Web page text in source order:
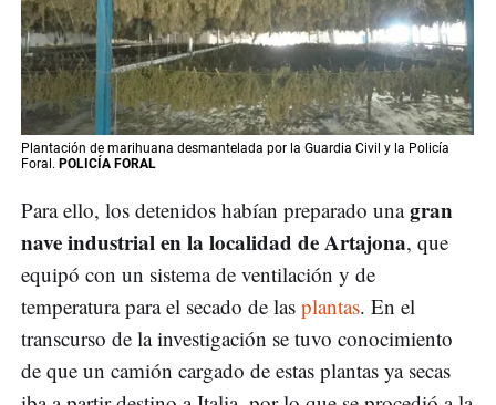
Plantación de marihuana desmantelada por la Guardia Civil y la Policía
Foral. POLICÍA FORAL
Para ello, los detenidos habían preparado unagran
nave industrial en la localidad de Artajona, que
equipó con un sistema de ventilación y de
temperatura para el secado de las plantas. En el
transcurso de la investigación se tuvo conocimiento
de que un camión cargado de estas plantas ya secas